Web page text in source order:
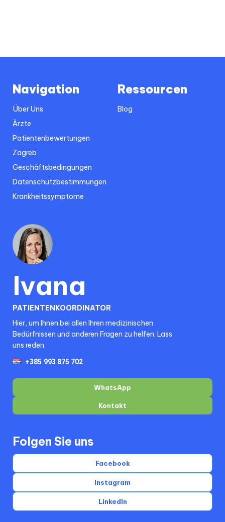
Navigation
Über Uns
Ärzte
Patientenbewertungen
Zagreb
Geschäftsbedingungen
Datenschutzbestimmungen
Krankheitssymptome
Ressourcen
Blog
Ivana
PATIENTENKOORDINATOR
Hier, um Ihnen bei allen Ihren medizinischen
Bedürfnissen und anderen Fragen zu helfen. Lass
uns reden.
Kontakt
WhatsApp
Folgen Sie uns
Facebook
Instagram
LinkedIn